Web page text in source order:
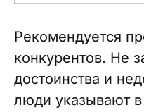
Рекомендуется
конкурентов. Не
достоинства и
люди указывают